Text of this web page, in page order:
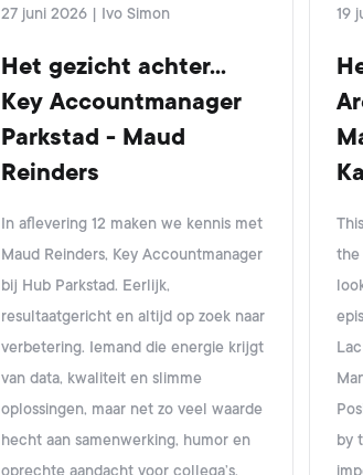
27 juni 2026 | Ivo Simon
Het gezicht achter...
Key Accountmanager
Parkstad - Maud
Reinders
In aflevering 12 maken we kennis met
Maud Reinders, Key Accountmanager
bij Hub Parkstad. Eerlijk,
resultaatgericht en altijd op zoek naar
verbetering. Iemand die energie krijgt
van data, kwaliteit en slimme
oplossingen, maar net zo veel waarde
hecht aan samenwerking, humor en
oprechte aandacht voor collega’s.
19
the
by